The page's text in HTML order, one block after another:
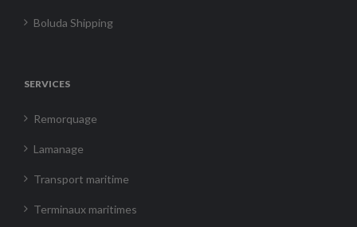
Boluda Shipping
SERVICES
Remorquage
Lamanage
Transport maritime
Terminaux maritimes